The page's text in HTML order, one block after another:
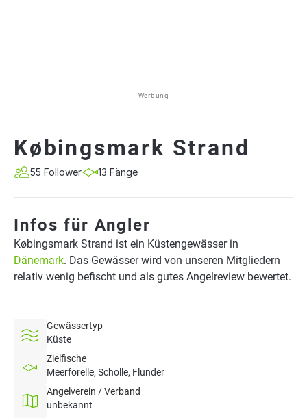
Werbung
Købingsmark Strand
55 Follower 13 Fänge
Infos für Angler
Købingsmark Strand ist ein Küstengewässer in
Dänemark. Das Gewässer wird von unseren Mitgliedern
relativ wenig befischt und als gutes Angelreview bewertet.
Gewässertyp
Küste
Zielfische
Meerforelle, Scholle, Flunder
Angelverein / Verband
unbekannt